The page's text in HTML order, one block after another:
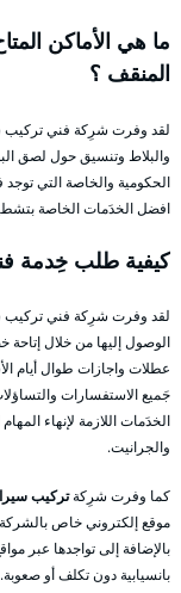
ما هي الأماكن
المنقف ؟
لقد وفرت شرِكة فني تركيب
والبلاط وتنسيق حول لصق
الحكومية والخاصة التي
افضل الخدَمات الخاصة
كيفية طلب خِدمة
لقد وفرت شرِكة فني تركيب
عطلات واجازات طوال أيام
جَميع الاستفسارات
الخدَمات اللازمة لإنهاء
والجرانيت.
كما وفرت شرِكةتركيب
موقع إلكتروني خاص
بالإضافة إلى تواجدها عبر
بانسيابية دون تكلف أو صعوبة.